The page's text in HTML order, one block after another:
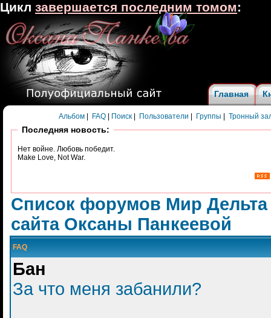
Главная
Альбом FAQ Поиск Пользователи Группы Тронный
Последняя новость:
Нет войне. Любовь победит.
Make Love, Not War.
Список форумов Мир
сайта Оксаны Панкеевой
FAQ
Бан
За что меня забанили?
Цикл завершается последним томом: